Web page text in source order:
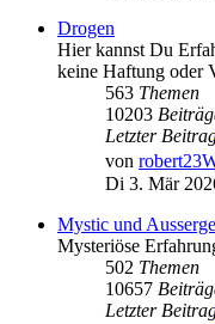
Drogen
Hier kannst Du
keine Haftung oder
563 Themen
10203
Letzter
von
Di 3. Mär
Mystic und
Mysteriöse
502 Themen
10657
Letzter